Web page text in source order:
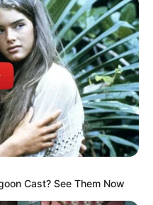
Cast? See Them Now